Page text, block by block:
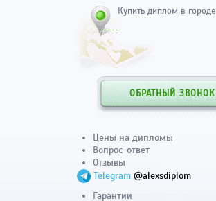
Купить диплом в городе
ОБРАТНЫЙ ЗВОНОК
Цены на дипломы
Вопрос-ответ
Отзывы
Telegram @alexsdiplom
Гарантии